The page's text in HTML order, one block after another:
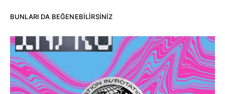
BUNLARI DA BEĞENEBILIRSINIZ